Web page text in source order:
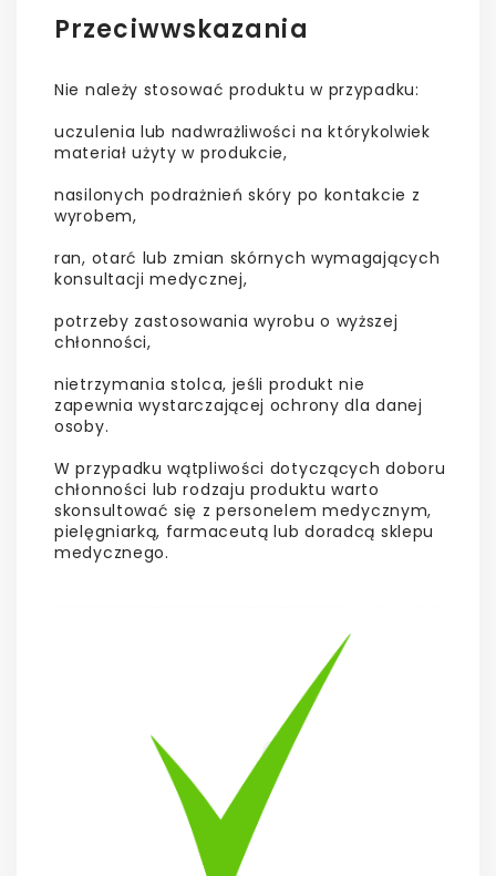
Przeciwwskazania
Nie należy stosować produktu w przypadku:
uczulenia lub nadwrażliwości na którykolwiek
materiał użyty w produkcie,
nasilonych podrażnień skóry po kontakcie z
wyrobem,
ran, otarć lub zmian skórnych wymagających
konsultacji medycznej,
potrzeby zastosowania wyrobu o wyższej
chłonności,
nietrzymania stolca, jeśli produkt nie
zapewnia wystarczającej ochrony dla danej
osoby.
W przypadku wątpliwości dotyczących doboru
chłonności lub rodzaju produktu warto
skonsultować się z personelem medycznym,
pielęgniarką, farmaceutą lub doradcą sklepu
medycznego.